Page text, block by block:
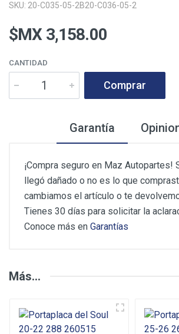
SKU: 20-C035-05-2B20-C036-05-2
$MX 3,158.00
CANTIDAD
Comprar
Garantía
¡Compra seguro en Maz Autopartes!
llegó dañado o no es lo que
cambiamos el artículo o te
Tienes 30 días para solicitar la
Conoce más en Garantías
Deje su Opinión
Más...